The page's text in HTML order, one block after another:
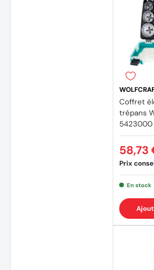
Coffret
trépans
Prix
58,73
En stock